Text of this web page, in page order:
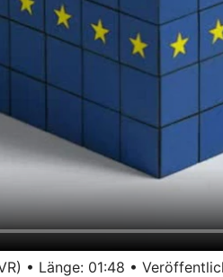
• Länge: 01:48 •